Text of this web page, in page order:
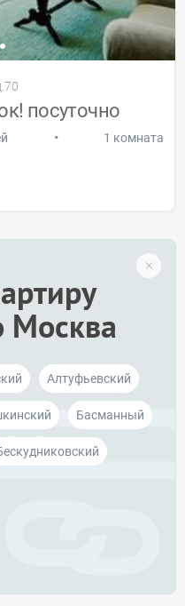
посуточно
• 1 комната
Москва
Алтуфьевский
Басманный